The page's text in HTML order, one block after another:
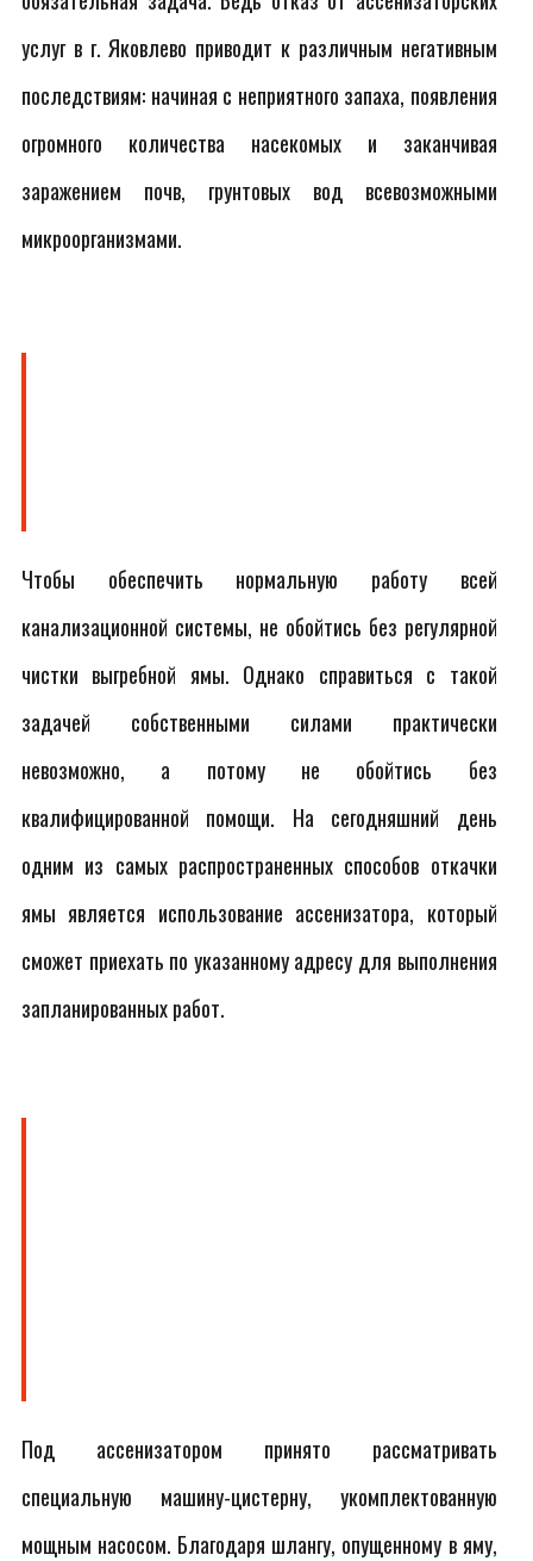
услуг в г. Яковлево приводит к различным негативным
последствиям: начиная с неприятного запаха, появления
огромного количества насекомых и заканчивая
заражением почв, грунтовых вод всевозможными
микроорганизмами.
Чтобы обеспечить нормальную работу всей
канализационной системы, не обойтись без регулярной
чистки выгребной ямы. Однако справиться с такой
задачей собственными силами практически
невозможно, а потому не обойтись без
квалифицированной помощи. На сегодняшний день
одним из самых распространенных способов откачки
ямы является использование ассенизатора, который
сможет приехать по указанному адресу для выполнения
запланированных работ.
Под ассенизатором принято рассматривать
специальную машину-цистерну, укомплектованную
мощным насосом. Благодаря шлангу, опущенному в яму,